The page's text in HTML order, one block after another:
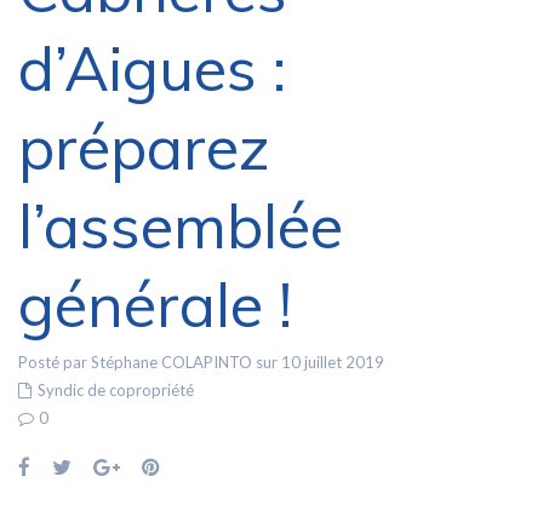
d’Aigues :
préparez
l’assemblée
générale !
Posté par Stéphane COLAPINTO sur 10 juillet 2019
Syndic de copropriété
0